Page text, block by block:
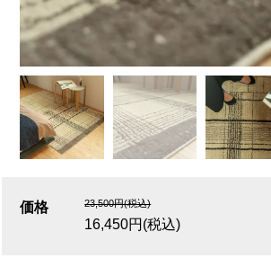
価格 23,500円(税込)
16,450円(税込)